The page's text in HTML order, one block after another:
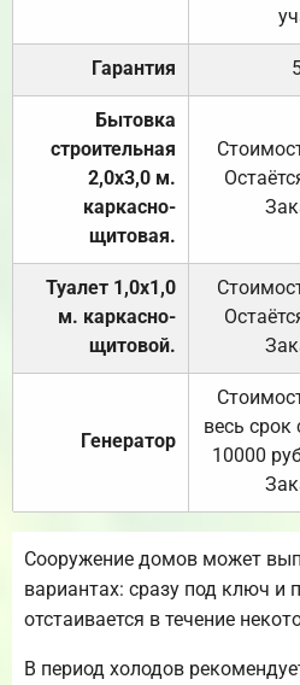
Гарантия
Бытовка
строительная
2,0х3,0 м.
каркасно-
щитовая.
Туалет 1,0х1,0
м. каркасно-
щитовой.
Генератор
весь срок
10000
Сооружение домов может
вариантах: сразу под ключ и
отстаивается в течение
В период холодов